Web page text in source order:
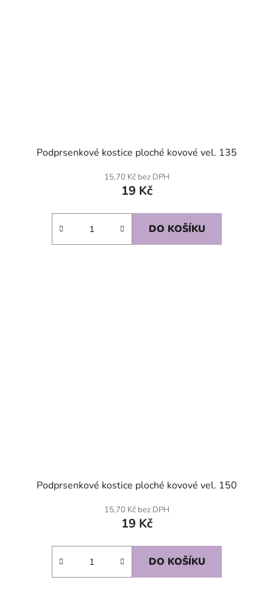
Podprsenkové kostice ploché kovové vel. 135
15,70 Kč bez DPH
19 Kč
DO KOŠÍKU
Podprsenkové kostice ploché kovové vel. 150
15,70 Kč bez DPH
19 Kč
DO KOŠÍKU